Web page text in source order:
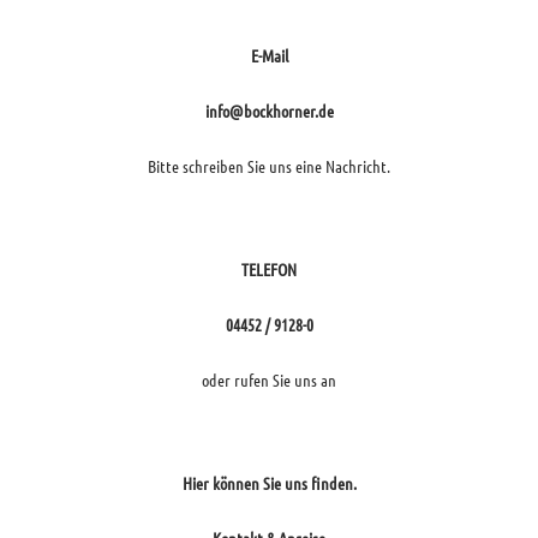
E-Mail
info@bockhorner.de
Bitte schreiben Sie uns eine Nachricht.
TELEFON
04452 / 9128-0
oder rufen Sie uns an
Hier können Sie uns finden.